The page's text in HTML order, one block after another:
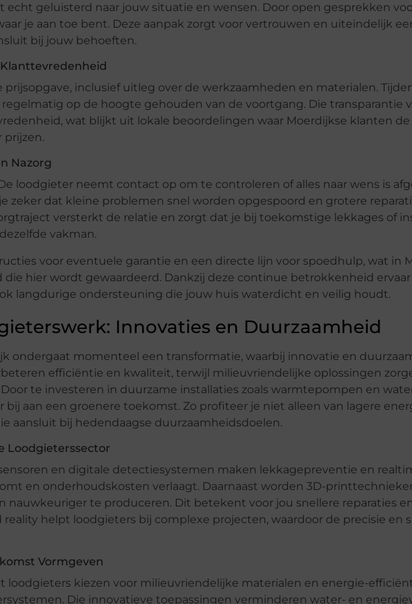
echt geluisterd naar jouw situatie en wensen. Door open gesprekken
je aan toe bent. Deze aanpak zorgt voor vertrouwen en uiteindelijk
bij jouw behoeften.
inclusief uitleg over de werkzaamheden en materialen.
op de hoogte gehouden van de voortgang. Die transparantie
wat blijkt uit lokale beoordelingen waar Moerdijkse klanten
prijzen.
Nazorg
loodgieter neemt contact op om te controleren of alles naar wens is
zeker dat kleine problemen snel worden opgespoord en grotere
versterkt de relatie en zorgt dat je bij toekomstige lekkages of
vakman.
voor eventuele garantie en een directe lijn voor spoedhulp, wat in
die hier wordt gewaardeerd. Dankzij deze continue betrokkenheid
langdurige ondersteuning die jouw huis waterdicht en veilig houdt.
Innovaties en Duurzaamheid
ondergaat momenteel een transformatie, waarbij innovatie en
efficiëntie en kwaliteit, terwijl milieuvriendelijke oplossingen
te investeren in duurzame installaties zoals warmtepompen en
aan een groenere toekomst. Zo profiteer je niet alleen van lagere
aansluit bij hedendaagse duurzaamheidsdoelen.
Loodgieterssector
en digitale detectiesystemen maken lekkagepreventie en
en onderhoudskosten verlaagt. Daarnaast worden 3D-
nauwkeuriger te produceren. Dit betekent voor jou snellere reparaties
helpt loodgieters bij complexe projecten, waardoor de precisie en
Vormgeven
loodgieters kiezen voor milieuvriendelijke materialen en energie-
Die innovatieve toepassingen verminderen water- en